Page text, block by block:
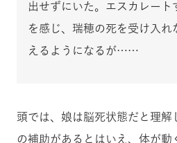
出せずにいた。エスカレート
を感じ、瑞穂の死を受け入れ
えるようになるが……
頭では、娘は脳死状態だと理解
の補助があるとはいえ、体が動